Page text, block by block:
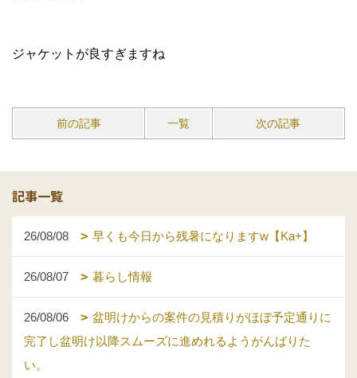
ジャケットが良すぎますね
前の記事 一覧 次の記事
記事一覧
26/08/08 早くも今日から残暑になりますw【Ka+】
26/08/07 暮らし情報
26/08/06
盆明けからの案件の見積りがほぼ予定通りに
完了し盆明け以降スムーズに進めれるようがんばりた
い。